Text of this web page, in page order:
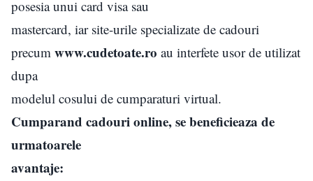
posesia unui card visa sau
mastercard, iar site-urile specializate de cadouri
precum www.cudetoate.ro au interfete usor de utilizat
dupa
modelul cosului de cumparaturi virtual.
Cumparand cadouri online, se beneficieaza de
urmatoarele
avantaje: